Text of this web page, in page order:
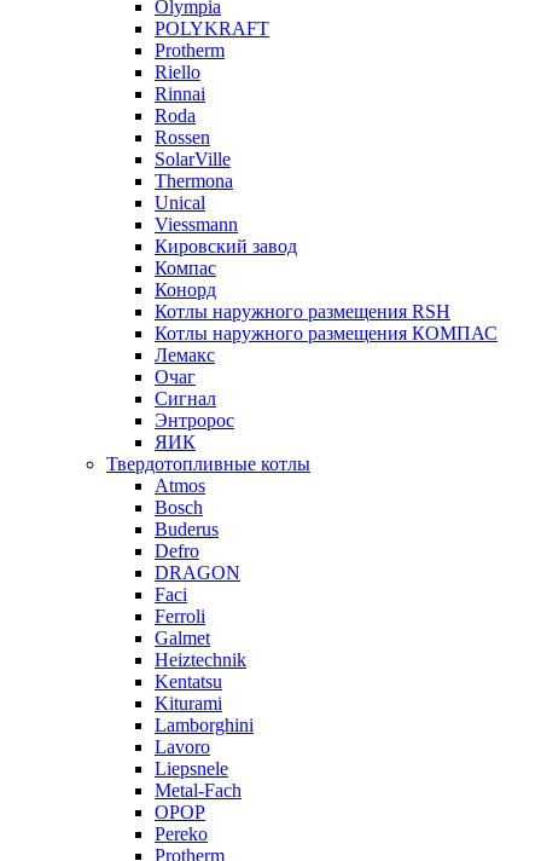
Olympia
POLYKRAFT
Protherm
Riello
Rinnai
Roda
Rossen
SolarVille
Thermona
Unical
Viessmann
Кировский завод
Компас
Конорд
Котлы наружного размещения RSH
Котлы наружного размещения КОМПАС
Лемакс
Очаг
Сигнал
Энтророс
ЯИК
Твердотопливные котлы
Atmos
Bosch
Buderus
Defro
DRAGON
Faci
Ferroli
Galmet
Heiztechnik
Kentatsu
Kiturami
Lamborghini
Lavoro
Liepsnele
Metal-Fach
OPOP
Pereko
Protherm